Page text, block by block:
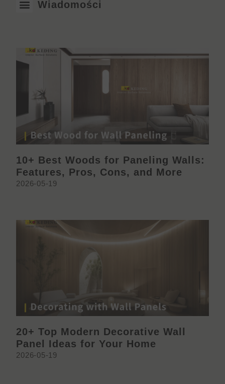
Wiadomości
10+ Best Woods for Paneling Walls:
Features, Pros, Cons, and More
2026-05-19
20+ Top Modern Decorative Wall
Panel Ideas for Your Home
2026-05-19